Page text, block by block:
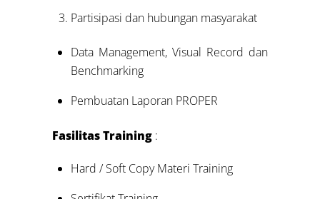
Partisipasi dan hubungan masyarakat
Data Management, Visual Record dan
Benchmarking
Pembuatan Laporan PROPER
Fasilitas Training :
Hard / Soft Copy Materi Training